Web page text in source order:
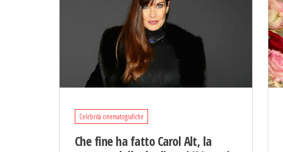
Celebrità cinematografiche
Che fine ha fatto Carol Alt, la